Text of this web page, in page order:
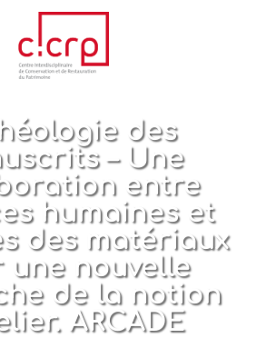
des
– Une
entre
humaines et
des matériaux
une nouvelle
de la notion
ARCADE